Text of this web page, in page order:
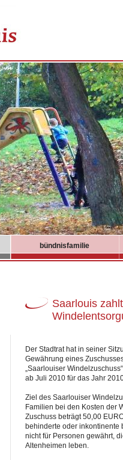
bündnisfamilie
Saarlouis
Der Stadtrat hat in seiner
Gewährung eines
„Saarlouiser
ab Juli 2010 für das Jahr
Ziel des Saarlouiser
Familien bei den Kosten der
Zuschuss beträgt 50,00
behinderte oder inkontinente
nicht für Personen gewährt,
Altenheimen leben.